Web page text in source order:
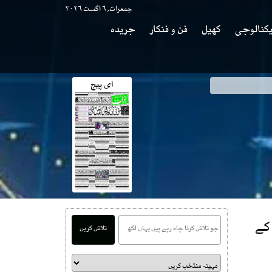
جمعرات, ۶ اگست ۲۰۲۶
کھیل فن و فنکار
جریدہ
ای پیج
تلاش کریں